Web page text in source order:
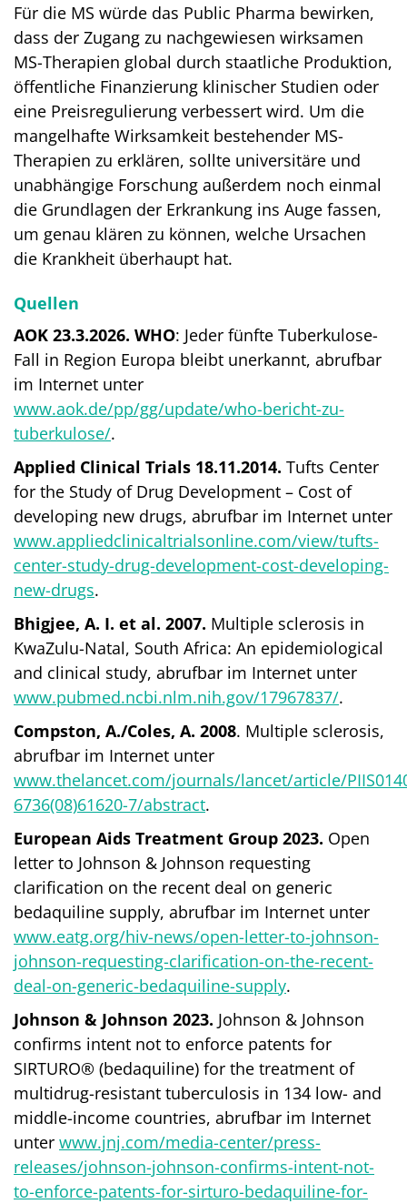
Für die MS würde das Public Pharma bewirken,
dass der Zugang zu nachgewiesen wirksamen
MS-Therapien global durch staatliche Produktion,
öffentliche Finanzierung klinischer Studien oder
eine Preisregulierung verbessert wird. Um die
mangelhafte Wirksamkeit bestehender MS-
Therapien zu erklären, sollte universitäre und
unabhängige Forschung außerdem noch einmal
die Grundlagen der Erkrankung ins Auge fassen,
um genau klären zu können, welche Ursachen
die Krankheit überhaupt hat.
Quellen
AOK 23.3.2026. WHO: Jeder fünfte Tuberkulose-
Fall in Region Europa bleibt unerkannt, abrufbar
im Internet unter
www.aok.de/pp/gg/update/who-bericht-zu-
tuberkulose/.
Applied Clinical Trials 18.11.2014. Tufts Center
for the Study of Drug Development – Cost of
developing new drugs, abrufbar im Internet unter
www.appliedclinicaltrialsonline.com/view/tufts-
center-study-drug-development-cost-developing-
new-drugs.
Bhigjee, A. I. et al. 2007. Multiple sclerosis in
KwaZulu-Natal, South Africa: An epidemiological
and clinical study, abrufbar im Internet unter
www.pubmed.ncbi.nlm.nih.gov/17967837/.
Compston, A./Coles, A. 2008. Multiple sclerosis,
abrufbar im Internet unter
www.thelancet.com/journals/lancet/article/
6736(08)61620-7/abstract.
European Aids Treatment Group 2023. Open
letter to Johnson & Johnson requesting
clarification on the recent deal on generic
bedaquiline supply, abrufbar im Internet unter
www.eatg.org/hiv-news/open-letter-to-johnson-
johnson-requesting-clarification-on-the-recent-
deal-on-generic-bedaquiline-supply.
Johnson & Johnson 2023. Johnson & Johnson
confirms intent not to enforce patents for
SIRTURO® (bedaquiline) for the treatment of
multidrug-resistant tuberculosis in 134 low- and
middle-income countries, abrufbar im Internet
unter www.jnj.com/media-center/press-
releases/johnson-johnson-confirms-intent-not-
to-enforce-patents-for-sirturo-bedaquiline-for-